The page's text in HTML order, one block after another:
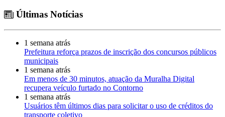
Últimas Notícias
1 semana atrás
Prefeitura reforça prazos de inscrição dos concursos públicos
municipais
1 semana atrás
Em menos de 30 minutos, atuação da Muralha Digital
recupera veículo furtado no Contorno
1 semana atrás
Usuários têm últimos dias para solicitar o uso de créditos do
transporte coletivo